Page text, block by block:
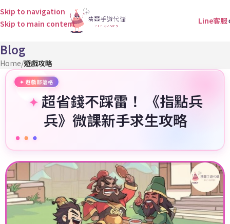
Skip to navigation
Skip to main content
Line客服
Blog
Home/遊戲攻略
超省錢不踩雷！ 《指點兵
兵》微課新手求生攻略